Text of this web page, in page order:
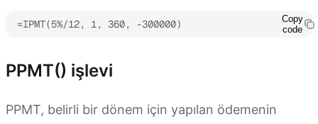
=IPMT(5%/12, 1, 360, -300000)
Copy
code
PPMT() işlevi
PPMT, belirli bir dönem için yapılan ödemenin